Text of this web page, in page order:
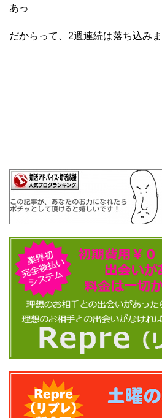
あっ
だからって、2週連続は落ち込み